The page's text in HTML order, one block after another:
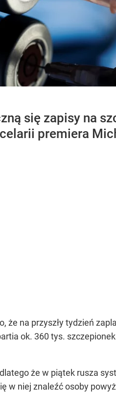
się zapisy na
premiera
że na przyszły tydzień
ok. 360 tys.
że w piątek rusza
w niej znaleźć osoby